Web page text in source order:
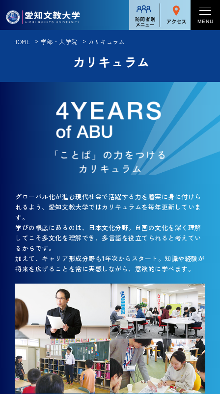
対象者別メニュー
卒業生の方
企業・一般の方
MENU
学校案内
学校法人足立学園について
理念と教育
逆転力教育
人文総合コース
グローバル英語コース
中国語・中国文化コース
教員養成コース
カリキュラム
教員紹介
留学生向けガイド
大学院 国際文化研究科
入試情報一覧
学納金・諸経費一覧
奨学金制度
留学・国際交流
留学・国際交流一覧
短期語学プログラム[英語]
パーソナル留学プログラム
認定校留学プログラム[英語]
交換留学プログラム[中国語]
留学体験記
就職・進路
キャリアサポート
内定者の声
キャンパスライフ一覧
カレンダー
施設紹介
学生寮・住宅費助成制度
図書館
お知らせ
「ことば」を学ぶ、逆転力教育について
イベント お問い合わせ
HOME 学部・大学院 カリキュラム
カリキュラム
グローバル化が進む現代社会で活躍する力を着実に身に付けら
れるよう、愛知文教大学ではカリキュラムを毎年更新していま
す。
学びの根底にあるのは、日本文化分野。自国の文化を深く理解
してこそ多文化を理解でき、多言語を役立てられると考えてい
るからです。
加えて、キャリア形成分野も1年次からスタート。知識や経験が
将来を広げることを常に実感しながら、意欲的に学べます。